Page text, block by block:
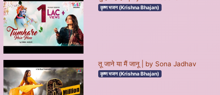
कृष्ण भजन (Krishna Bhajan)
तू जाने या मैं जानू | by Sona Jadhav
कृष्ण भजन (Krishna Bhajan)